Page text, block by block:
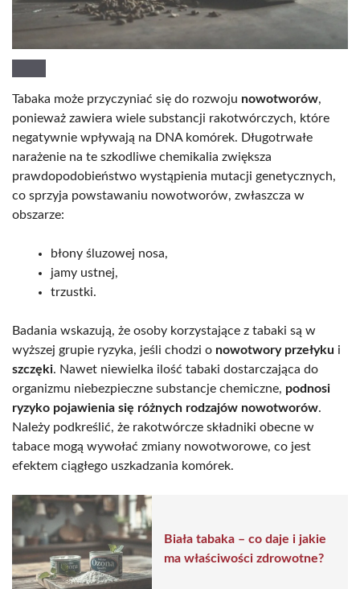
Tabaka może przyczyniać się do rozwoju nowotworów,
ponieważ zawiera wiele substancji rakotwórczych, które
negatywnie wpływają na DNA komórek. Długotrwałe
narażenie na te szkodliwe chemikalia zwiększa
prawdopodobieństwo wystąpienia mutacji genetycznych,
co sprzyja powstawaniu nowotworów, zwłaszcza w
obszarze:
błony śluzowej nosa,
jamy ustnej,
trzustki.
Badania wskazują, że osoby korzystające z tabaki są w
wyższej grupie ryzyka, jeśli chodzi o nowotwory przełyku i
szczęki. Nawet niewielka ilość tabaki dostarczająca do
organizmu niebezpieczne substancje chemiczne, podnosi
ryzyko pojawienia się różnych rodzajów nowotworów.
Należy podkreślić, że rakotwórcze składniki obecne w
tabace mogą wywołać zmiany nowotworowe, co jest
efektem ciągłego uszkadzania komórek.
Biała tabaka – co daje i jakie
ma właściwości zdrowotne?